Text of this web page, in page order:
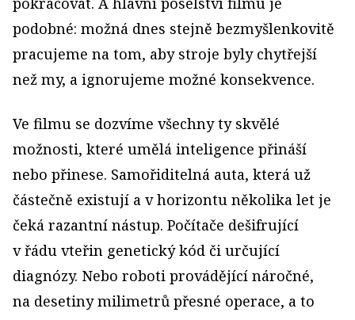
podobné: možná dnes stejně bezmyšlenkovitě
pracujeme na tom, aby stroje byly chytřejší
než my, a ignorujeme možné konsekvence.
Ve filmu se dozvíme všechny ty skvělé
možnosti, které umělá inteligence přináší
nebo přinese. Samořiditelná auta, která už
částečně existují a v horizontu několika let je
čeká razantní nástup. Počítače dešifrující
v řádu vteřin genetický kód či určující
diagnózy. Nebo roboti provádějící náročné,
na desetiny milimetrů přesné operace, a to